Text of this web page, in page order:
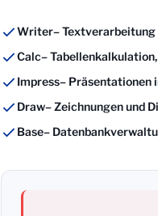
Writer–
Calc–
Impress– Präsentationen
Draw– Zeichnungen und
Base–